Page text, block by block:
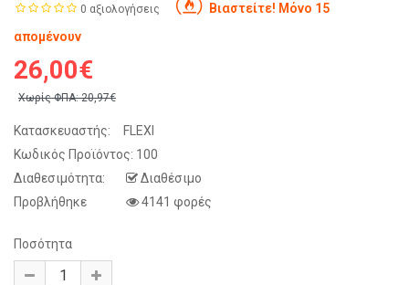
0 αξιολογήσεις
Βιαστείτε! Μόνο 15
απομένουν
26,00€
Χωρίς ΦΠΑ: 20,97€
Κατασκευαστής:
FLEXI
Κωδικός Προϊόντος: 100
Διαθεσιμότητα:
Διαθέσιμο
Προβλήθηκε
4141 φορές
Ποσότητα